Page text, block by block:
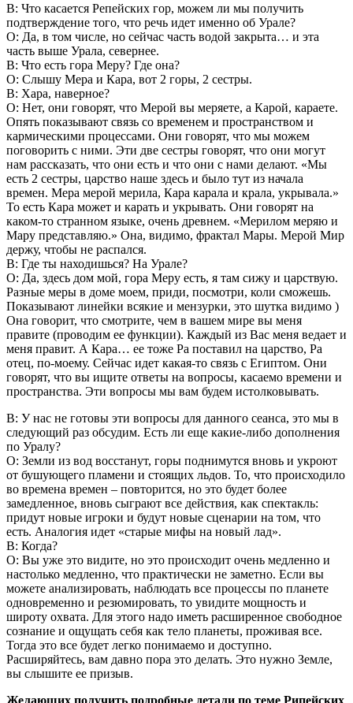
В: Что касается Репейских гор, можем ли мы получить
подтверждение того, что речь идет именно об Урале?
О: Да, в том числе, но сейчас часть водой закрыта… и эта
часть выше Урала, севернее.
В: Что есть гора Меру? Где она?
О: Слышу Мера и Кара, вот 2 горы, 2 сестры.
В: Хара, наверное?
О: Нет, они говорят, что Мерой вы меряете, а Карой, караете.
Опять показывают связь со временем и пространством и
кармическими процессами. Они говорят, что мы можем
поговорить с ними. Эти две сестры говорят, что они могут
нам рассказать, что они есть и что они с нами делают. «Мы
есть 2 сестры, царство наше здесь и было тут из начала
времен. Мера мерой мерила, Кара карала и крала, укрывала.»
То есть Кара может и карать и укрывать. Они говорят на
каком-то странном языке, очень древнем. «Мерилом меряю и
Мару представляю.» Она, видимо, фрактал Мары. Мерой Мир
держу, чтобы не распался.
В: Где ты находишься? На Урале?
О: Да, здесь дом мой, гора Меру есть, я там сижу и царствую.
Разные меры в доме моем, приди, посмотри, коли сможешь.
Показывают линейки всякие и мензурки, это шутка видимо )
Она говорит, что смотрите, чем в вашем мире вы меня
правите (проводим ее функции). Каждый из Вас меня ведает и
меня правит. А Кара… ее тоже Ра поставил на царство, Ра
отец, по-моему. Сейчас идет какая-то связь с Египтом. Они
говорят, что вы ищите ответы на вопросы, касаемо времени и
пространства. Эти вопросы мы вам будем истолковывать.
В: У нас не готовы эти вопросы для данного сеанса, это мы в
следующий раз обсудим. Есть ли еще какие-либо дополнения
по Уралу?
О: Земли из вод восстанут, горы поднимутся вновь и укроют
от бушующего пламени и стоящих льдов. То, что происходило
во времена времен – повторится, но это будет более
замедленное, вновь сыграют все действия, как спектакль:
придут новые игроки и будут новые сценарии на том, что
есть. Аналогия идет «старые мифы на новый лад».
В: Когда?
О: Вы уже это видите, но это происходит очень медленно и
настолько медленно, что практически не заметно. Если вы
можете анализировать, наблюдать все процессы по планете
одновременно и резюмировать, то увидите мощность и
широту охвата. Для этого надо иметь расширенное свободное
сознание и ощущать себя как тело планеты, проживая все.
Тогда это все будет легко понимаемо и доступно.
Расширяйтесь, вам давно пора это делать. Это нужно Земле,
вы слышите ее призыв.
Желающих получить подробные детали по теме Рипейских